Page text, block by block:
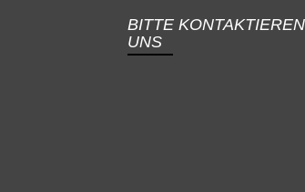
BITTE
UNS